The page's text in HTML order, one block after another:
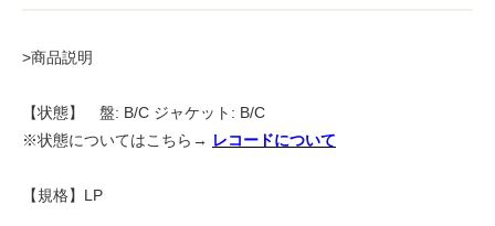
>商品説明
【状態】 盤: B/C ジャケット: B/C
※状態についてはこちら→ レコードについて
【規格】LP